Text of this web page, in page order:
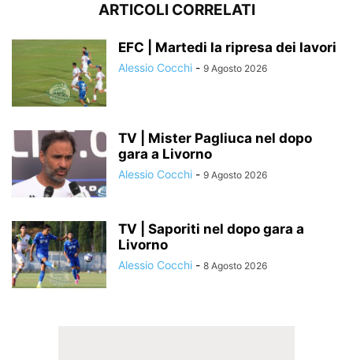
ARTICOLI CORRELATI
EFC | Martedi la ripresa dei lavori
Alessio Cocchi - 9 Agosto 2026
TV | Mister Pagliuca nel dopo
gara a Livorno
Alessio Cocchi - 9 Agosto 2026
TV | Saporiti nel dopo gara a
Livorno
Alessio Cocchi - 8 Agosto 2026